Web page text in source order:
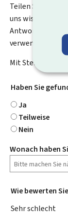
Teilen Sie uns
uns wissen, was
Antwort auf Ihr
verwenden Sie
Mit Stern
Haben Sie
Ja
Teilweise
Nein
Wonach haben
Wie bewerten
Sehr schlecht